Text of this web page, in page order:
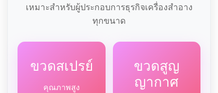
เหมาะสำหรับผู้ประกอบการธุรกิจเครื่องสำอาง
ทุกขนาด
ขวดสเปรย์
คุณภาพสูง
ขวดสูญ
ญากาศ